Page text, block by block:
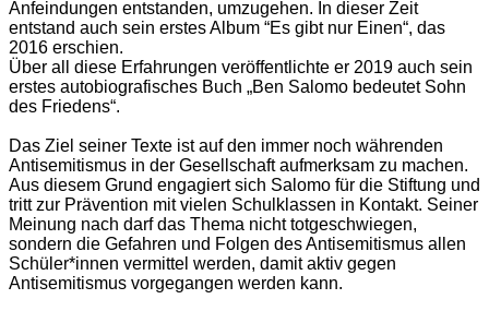
Anfeindungen entstanden, umzugehen. In dieser Zeit
entstand auch sein erstes Album “Es gibt nur Einen“, das
2016 erschien.
Über all diese Erfahrungen veröffentlichte er 2019 auch sein
erstes autobiografisches Buch „Ben Salomo bedeutet Sohn
des Friedens“.
Das Ziel seiner Texte ist auf den immer noch währenden
Antisemitismus in der Gesellschaft aufmerksam zu machen.
Aus diesem Grund engagiert sich Salomo für die Stiftung und
tritt zur Prävention mit vielen Schulklassen in Kontakt. Seiner
Meinung nach darf das Thema nicht totgeschwiegen,
sondern die Gefahren und Folgen des Antisemitismus allen
Schüler*innen vermittel werden, damit aktiv gegen
Antisemitismus vorgegangen werden kann.